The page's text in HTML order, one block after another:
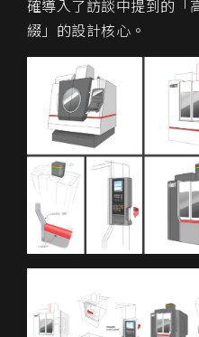
確導入了訪談中提到的「
綴」的設計核心。